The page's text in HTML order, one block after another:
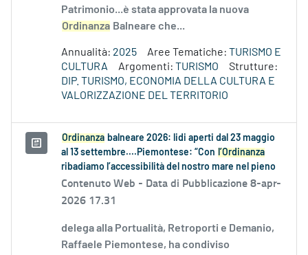
Patrimonio...è stata approvata la nuova
Ordinanza Balneare che...
Annualità: 2025 Aree Tematiche: TURISMO E
CULTURA
Argomenti: TURISMO
Strutture:
DIP. TURISMO, ECONOMIA DELLA CULTURA E
VALORIZZAZIONE DEL TERRITORIO
Ordinanza balneare 2026: lidi aperti dal 23 maggio
al 13 settembre....Piemontese: “Con l’Ordinanza
ribadiamo l’accessibilità del nostro mare nel pieno
Contenuto Web - Data di Pubblicazione 8-apr-
2026 17.31
delega alla Portualità, Retroporti e Demanio,
Raffaele Piemontese, ha condiviso